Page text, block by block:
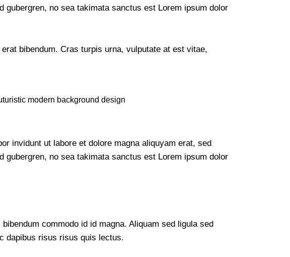
no sea takimata sanctus est Lorem ipsum dolor
bibendum. Cras turpis urna, vulputate at est vitae,
modern background design
invidunt ut labore et dolore magna aliquyam erat, sed
no sea takimata sanctus est Lorem ipsum dolor
commodo id id magna. Aliquam sed ligula sed
dapibus risus risus quis lectus.